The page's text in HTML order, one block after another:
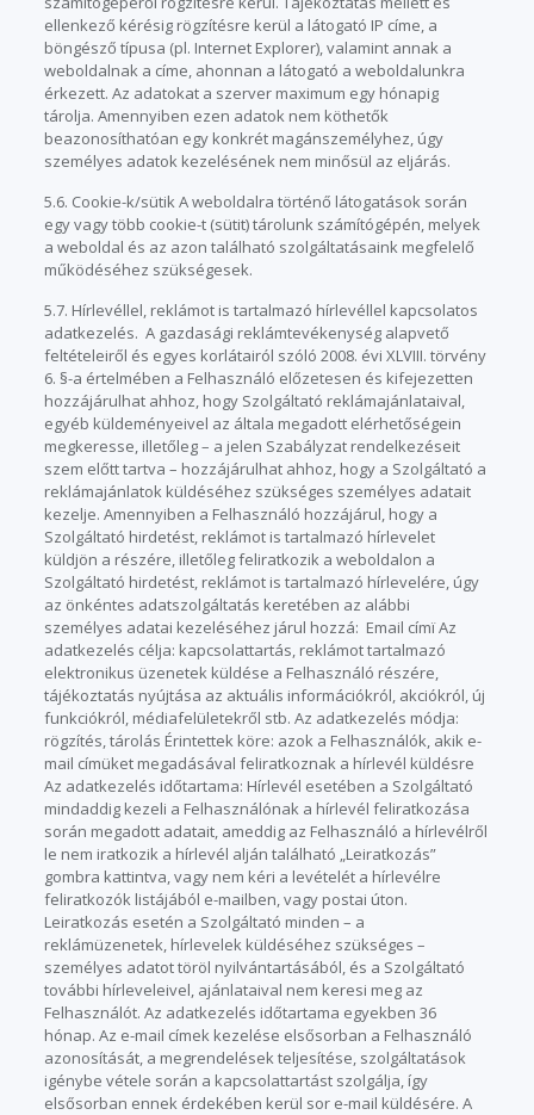
ellenkező kérésig rögzítésre kerül a látogató IP címe, a
böngésző típusa (pl. Internet Explorer), valamint annak a
weboldalnak a címe, ahonnan a látogató a weboldalunkra
érkezett. Az adatokat a szerver maximum egy hónapig
tárolja. Amennyiben ezen adatok nem köthetők
beazonosíthatóan egy konkrét magánszemélyhez, úgy
személyes adatok kezelésének nem minősül az eljárás.
5.6. Cookie-k/sütik A weboldalra történő látogatások során
egy vagy több cookie-t (sütit) tárolunk számítógépén, melyek
a weboldal és az azon található szolgáltatásaink megfelelő
működéséhez szükségesek.
5.7. Hírlevéllel, reklámot is tartalmazó hírlevéllel kapcsolatos
adatkezelés. A gazdasági reklámtevékenység alapvető
feltételeiről és egyes korlátairól szóló 2008. évi XLVIII. törvény
6. §-a értelmében a Felhasználó előzetesen és kifejezetten
hozzájárulhat ahhoz, hogy Szolgáltató reklámajánlataival,
egyéb küldeményeivel az általa megadott elérhetőségein
megkeresse, illetőleg – a jelen Szabályzat rendelkezéseit
szem előtt tartva – hozzájárulhat ahhoz, hogy a Szolgáltató a
reklámajánlatok küldéséhez szükséges személyes adatait
kezelje. Amennyiben a Felhasználó hozzájárul, hogy a
Szolgáltató hirdetést, reklámot is tartalmazó hírlevelet
küldjön a részére, illetőleg feliratkozik a weboldalon a
Szolgáltató hirdetést, reklámot is tartalmazó hírlevelére, úgy
az önkéntes adatszolgáltatás keretében az alábbi
személyes adatai kezeléséhez járul hozzá: Email címï Az
adatkezelés célja: kapcsolattartás, reklámot tartalmazó
elektronikus üzenetek küldése a Felhasználó részére,
tájékoztatás nyújtása az aktuális információkról, akciókról, új
funkciókról, médiafelületekről stb. Az adatkezelés módja:
rögzítés, tárolás Érintettek köre: azok a Felhasználók, akik e-
mail címüket megadásával feliratkoznak a hírlevél küldésre
Az adatkezelés időtartama: Hírlevél esetében a Szolgáltató
mindaddig kezeli a Felhasználónak a hírlevél feliratkozása
során megadott adatait, ameddig az Felhasználó a hírlevélről
le nem iratkozik a hírlevél alján található „Leiratkozás”
gombra kattintva, vagy nem kéri a levételét a hírlevélre
feliratkozók listájából e-mailben, vagy postai úton.
Leiratkozás esetén a Szolgáltató minden – a
reklámüzenetek, hírlevelek küldéséhez szükséges –
személyes adatot töröl nyilvántartásából, és a Szolgáltató
további hírleveleivel, ajánlataival nem keresi meg az
Felhasználót. Az adatkezelés időtartama egyekben 36
hónap. Az e-mail címek kezelése elsősorban a Felhasználó
azonosítását, a megrendelések teljesítése, szolgáltatások
igénybe vétele során a kapcsolattartást szolgálja, így
elsősorban ennek érdekében kerül sor e-mail küldésére. A